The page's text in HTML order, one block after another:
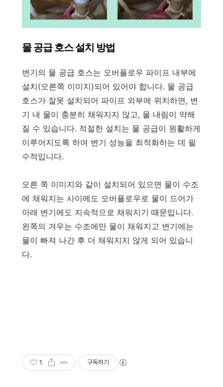
물 공급 호스 설치 방법
변기의 물 공급 호스는 오버플로우 파이프 내부에
설치(오른쪽 이미지)되어 있어야 합니다. 물 공급
호스가 잘못 설치되어 파이프 외부에 위치하면, 변
기 내 물이 충분히 채워지지 않고, 물 내림이 약해
질 수 있습니다. 적절한 설치는 물 공급이 원활하게
이루어지도록 하여 변기 성능을 최적화하는 데 필
수적입니다.
오른 쪽 이미지와 같이 설치되어 있으면 물이 수조
에 채워지는 사이에도 오버플로우로 물이 드어가
아래 변기에도 지속적으로 채워지기 때문입니다.
왼쪽의 겨우는 수조에만 물이 채워지고 변기에는
물이 빠져 나간 후 더 채워지지 않게 되어 있습니
다.
1 구독하기